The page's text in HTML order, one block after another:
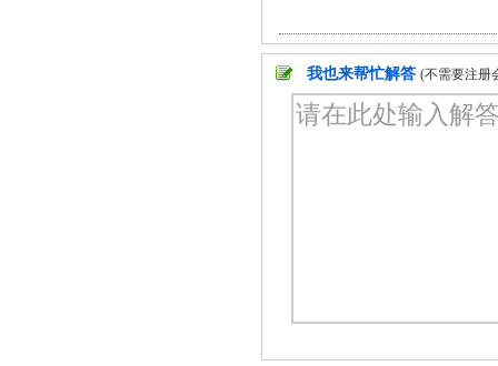
我也来帮忙解答 (不需要注册